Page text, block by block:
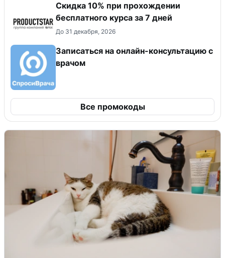
Скидка 10% при прохождении
бесплатного курса за 7 дней
До 31 декабря, 2026
Записаться на онлайн-консультацию с
врачом
Все промокоды